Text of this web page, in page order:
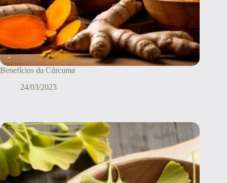
Benefícios da Cúrcuma
24/03/2023